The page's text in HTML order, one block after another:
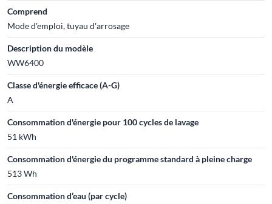
Comprend
Mode d'emploi, tuyau d'arrosage
Description du modèle
WW6400
Classe d'énergie efficace (A-G)
A
Consommation d'énergie pour 100 cycles de lavage
51 kWh
Consommation d'énergie du programme standard à pleine charge
513 Wh
Consommation d’eau (par cycle)